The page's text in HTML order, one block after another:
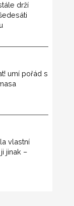
drží
umí pořád s
vlastní
jinak –